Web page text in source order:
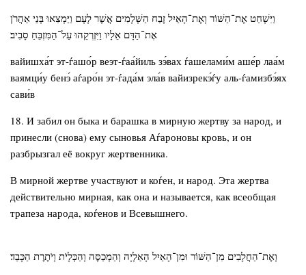
וַיִּשְׁחַט אֶת־הַשּׁוֹר וְאֶת־הָאַיִל זֶבַח הַשְּׁלָמִים אֲשֶׁר לָעָם וַיַּמְצִאוּ בְּנֵי אַהֲרֹן
אֶת־הַדָּם אֵלָיו וַיִּזְרְקֵהוּ עַל־הַמִּזְבֵּחַ סָבִיב׃
вайишха́т эт-ѓашо́р веэт-ѓаа́йиль зэ́вах ѓашелами́м аше́р лаа́м
ваямци́у бенэ́ аѓаро́н эт-ѓада́м эла́в вайизрекэ́ѓу аль-ѓамизбэ́ях
сави́в
18. И забил он быка и барашка в мирную жертву за народ, и
принесли (снова) ему сыновья Аѓароновы кровь, и он
разбрызгал её вокруг жертвенника.
В мирной жертве участвуют и коѓен, и народ. Эта жертва
действительно мирная, как она и называется, как всеобщая
трапеза народа, коѓенов и Всевышнего.
וְאֶת־הַחֲלָבִים מִן־הַשּׁוֹר וּמִן־הָאַיִל הָאַלְיָה וְהַמְכַסֶּה וְהַכְּלָיֹת וְיֹתֶרֶת הַכָּבֵד׃